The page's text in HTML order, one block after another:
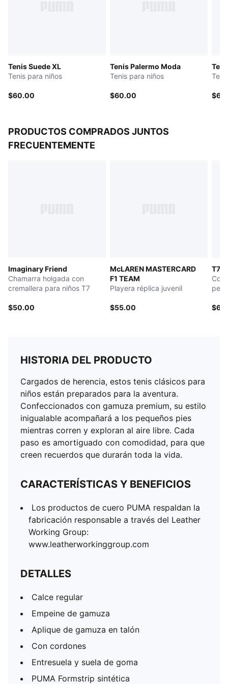
Etiqueta textil en lengüeta y marca PUMA metalizada
en lateral y talón
PUMA Niños: Producto recomendado para niños de 4
Tenis Suede XL
Tenis para niños
$60.00
Tenis Palermo Moda
Tenis para niños
$60.00
PRODUCTOS COMPRADOS JUNTOS
FRECUENTEMENTE
Imaginary Friend
Chamarra holgada con
cremallera para niños T7
$50.00
McLAREN MASTERCARD
F1 TEAM
Playera réplica juvenil
$55.00
T7
HISTORIA DEL PRODUCTO
Cargados de herencia, estos tenis clásicos para
niños están preparados para la aventura.
Confeccionados con gamuza premium, su estilo
inigualable acompañará a los pequeños pies
mientras corren y exploran al aire libre. Cada
paso es amortiguado con comodidad, para que
creen recuerdos que durarán toda la vida.
CARACTERÍSTICAS Y BENEFICIOS
Los productos de cuero PUMA respaldan la
fabricación responsable a través del Leather
Working Group:
www.leatherworkinggroup.com
DETALLES
Calce regular
Empeine de gamuza
Aplique de gamuza en talón
Con cordones
Entresuela y suela de goma
PUMA Formstrip sintética